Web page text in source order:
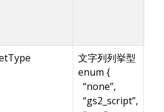
文字列列挙型
enum {
“none”,
“gs2_script”,